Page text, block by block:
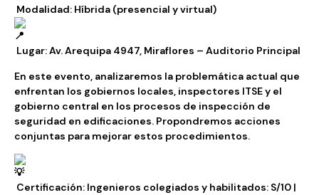
Modalidad: Híbrida (presencial y virtual)
Lugar: Av. Arequipa 4947, Miraflores – Auditorio Principal
En este evento, analizaremos la problemática actual que
enfrentan los gobiernos locales, inspectores ITSE y el
gobierno central en los procesos de inspección de
seguridad en edificaciones. Propondremos acciones
conjuntas para mejorar estos procedimientos.
Certificación: Ingenieros colegiados y habilitados: S/10 |